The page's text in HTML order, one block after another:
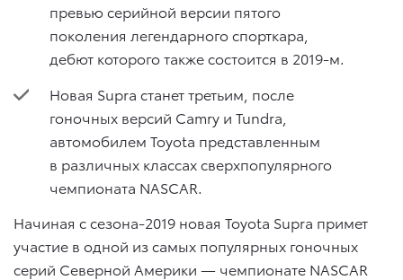
превью серийной версии пятого
поколения легендарного спорткара,
дебют которого также состоится в 2019-м.
Новая Supra станет третьим, после
гоночных версий Camry и Tundra,
автомобилем Toyota представленным
в различных классах сверхпопулярного
чемпионата NASCAR.
Начиная с сезона-2019 новая Toyota Supra примет
участие в одной из самых популярных гоночных
серий Северной Америки — чемпионате NASCAR